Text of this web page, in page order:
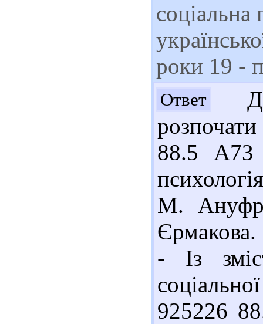
роки 19 -
Ответ
88.5 А73
М.
- Із
925226